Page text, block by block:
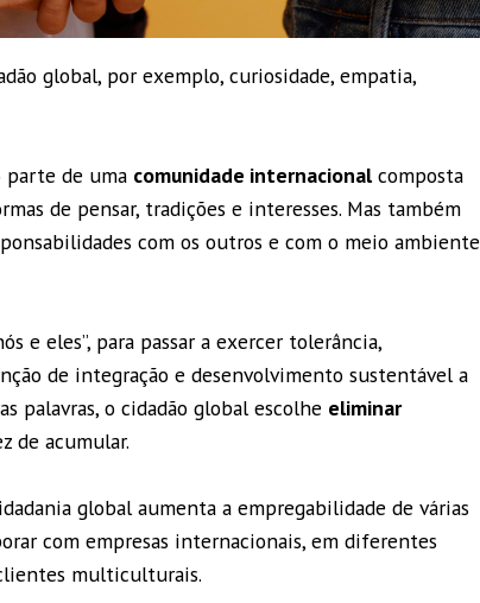
global, por exemplo, curiosidade, empatia,
parte de uma comunidade internacional composta
de pensar, tradições e interesses. Mas também
com os outros e com o meio ambiente
e eles”, para passar a exercer tolerância,
de integração e desenvolvimento sustentável a
palavras, o cidadão global escolhe eliminar
de acumular.
global aumenta a empregabilidade de várias
com empresas internacionais, em diferentes
multiculturais.